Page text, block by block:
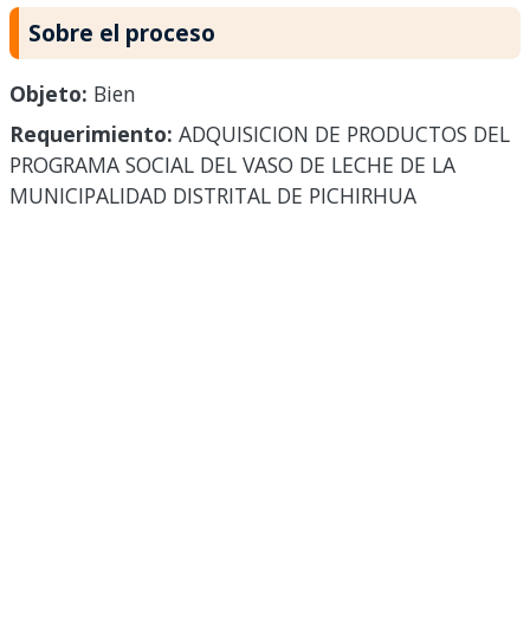
Sobre el proceso
Objeto: Bien
Requerimiento: ADQUISICION DE PRODUCTOS DEL
PROGRAMA SOCIAL DEL VASO DE LECHE DE LA
MUNICIPALIDAD DISTRITAL DE PICHIRHUA